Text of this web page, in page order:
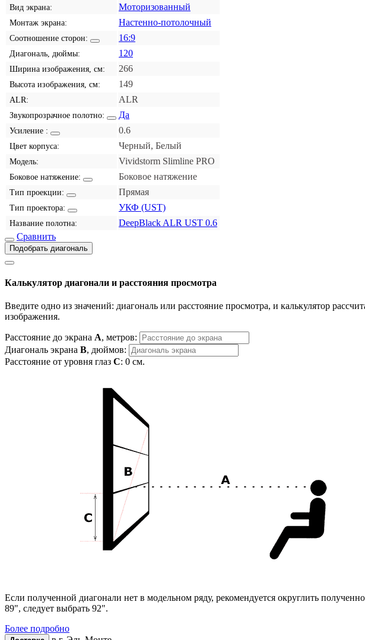
Вид экрана: Моторизованный
Монтаж экрана: Настенно-потолочный
Соотношение сторон: 16:9
Диагональ, дюймы: 120
Ширина изображения, см: 266
Высота изображения, см: 149
ALR: ALR
Звукопрозрачное полотно: Да
Усиление : 0.6
Цвет корпуса: Черный, Белый
Модель: Vividstorm Slimline PRO
Боковое натяжение: Боковое натяжение
Тип проекции: Прямая
Тип проектора: УКФ (UST)
Название полотна:
DeepBlack ALR UST 0.6
Сравнить
Подобрать диагональ
Калькулятор диагонали и расстояния просмотра
Введите одно из значений: диагональ или расстояние просмотра, и калькулятор
изображения.
Расстояние до экрана A, метров:
Диагональ экрана B, дюймов:
Расстояние от уровня глаз C: 0 см.
Если полученной диагонали нет в модельном ряду, рекомендуется округлить
89", следует выбрать 92".
Более подробно